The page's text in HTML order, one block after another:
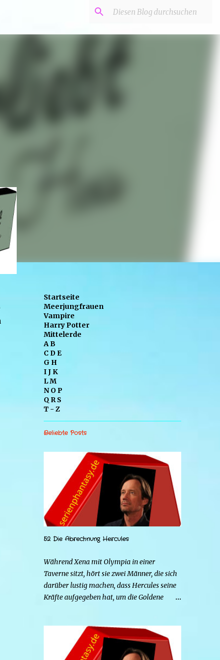
Startseite
Meerjungfrauen
Vampire
Harry Potter
Mittelerde
A B
C D E
G H
I J K
L M
N O P
Q R S
T - Z
Beliebte Posts
52 Die Abrechnung Hercules
Während Xena mit Olympia in einer
Taverne sitzt, hört sie zwei Männer, die sich
darüber lustig machen, dass Hercules seine
Kräfte aufgegeben hat, um die Goldene
Grund zu gehen. Tatsächlich handelt es sich
bei den beiden Männern um Mars und Strife.
Serena ist glücklich mit ihrem neuen Leben